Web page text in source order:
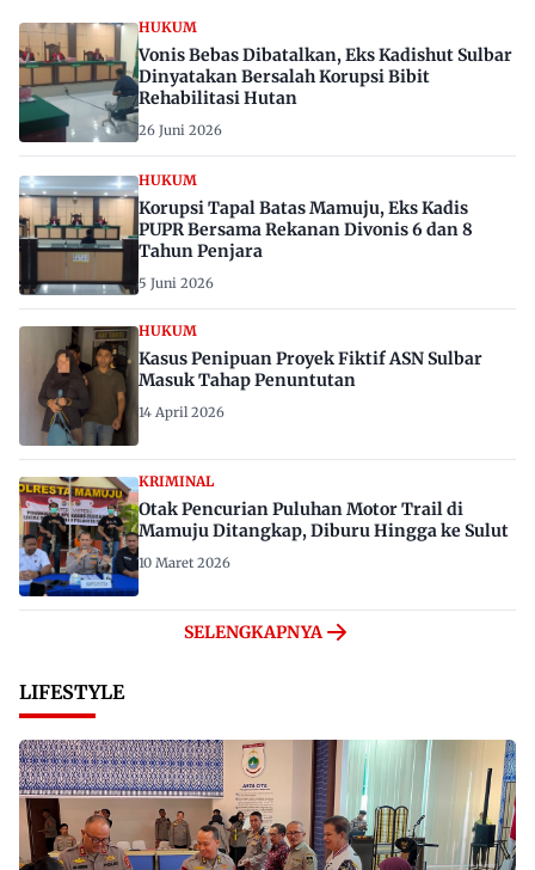
HUKUM
Vonis Bebas Dibatalkan, Eks Kadishut Sulbar
Dinyatakan Bersalah Korupsi Bibit
Rehabilitasi Hutan
26 Juni 2026
HUKUM
Korupsi Tapal Batas Mamuju, Eks Kadis
PUPR Bersama Rekanan Divonis 6 dan 8
Tahun Penjara
5 Juni 2026
HUKUM
Kasus Penipuan Proyek Fiktif ASN Sulbar
Masuk Tahap Penuntutan
14 April 2026
KRIMINAL
Otak Pencurian Puluhan Motor Trail di
Mamuju Ditangkap, Diburu Hingga ke Sulut
10 Maret 2026
SELENGKAPNYA
LIFESTYLE